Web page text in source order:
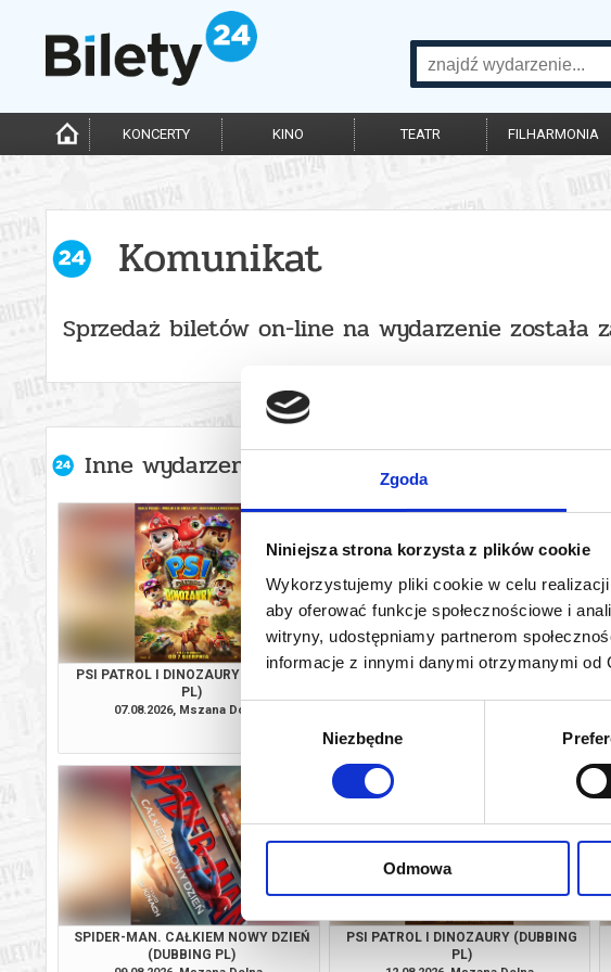
Zgoda
Niniejsza strona korzysta z plików cookie
Wykorzystujemy pliki cookie w celu realizacji
aby oferować funkcje społecznościowe i
witryny, udostępniamy partnerom
informacje z innymi danymi otrzymanymi od
Wybór
Niezbędne
Odmowa
KONCERTY KINO TEATR FILHARMONIA
Komunikat
Sprzedaż biletów on-line na wydarzenie została
Inne wydarzenia organizatora
PSI PATROL I DINOZAURY (DUBBING
PL)
07.08.2026, Mszana Dolna
SPIDER-MAN. CAŁKIEM NOWY DZIEŃ
kup bilet
SPIDER-MAN. CAŁKIEM NOWY DZIEŃ
(DUBBING PL)
PSI PATROL I DINOZAURY (DUBBING
PL)